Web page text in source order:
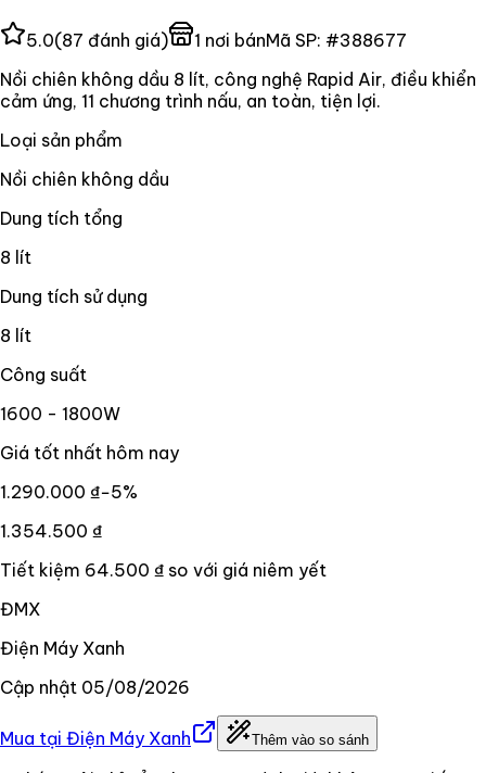
5.0(87 đánh giá) 1 nơi bánMã SP: #388677
Nồi chiên không dầu 8 lít, công nghệ Rapid Air, điều khiển
cảm ứng, 11 chương trình nấu, an toàn, tiện lợi.
Loại sản phẩm
Nồi chiên không dầu
Dung tích tổng
8 lít
Dung tích sử dụng
8 lít
Công suất
1600 - 1800W
Giá tốt nhất hôm nay
1.290.000 ₫−5%
1.354.500 ₫
Tiết kiệm 64.500 ₫ so với giá niêm yết
ĐMX
Điện Máy Xanh
Cập nhật 05/08/2026
Mua tại Điện Máy Xanh Thêm vào so sánh